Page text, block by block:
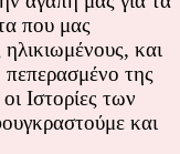
που μας
ηλικιωμένους, και
της
Ιστορίες των
και